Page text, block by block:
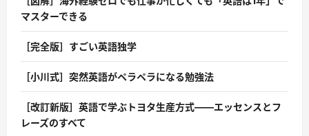
マスターできる
［完全版］すごい英語独学
［小川式］突然英語がペラペラになる勉強法
［改訂新版］英語で学ぶトヨタ生産方式――エッセンスとフ
レーズのすべて